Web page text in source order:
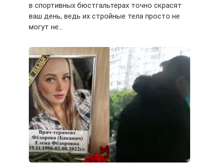
в спортивных бюстгальтерах точно скрасят
ваш день, ведь их стройные тела просто не
могут не…